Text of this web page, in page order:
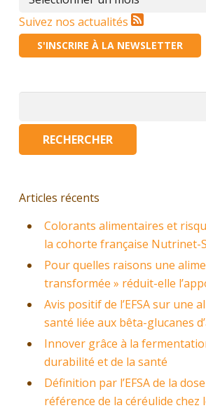
Suivez nos actualités
S'INSCRIRE À LA NEWSLETTER
Articles récents
Colorants alimentaires et
la cohorte française Nutrinet-
Pour quelles raisons une
transformée » réduit-elle
Avis positif de l’EFSA sur une
santé liée aux bêta-glucanes
Innover grâce à la
durabilité et de la santé
Définition par l’EFSA de la
référence de la céréulide